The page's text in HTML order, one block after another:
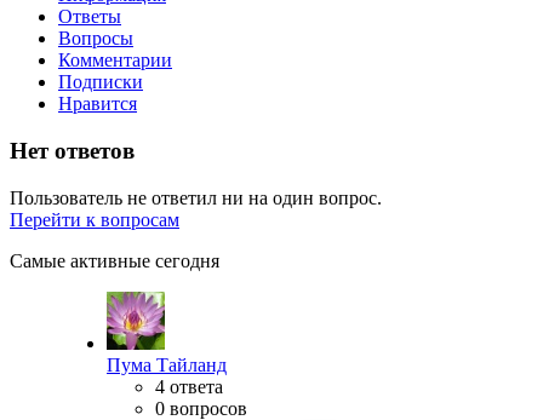
Ответы
Вопросы
Комментарии
Подписки
Нравится
Нет ответов
Пользователь не ответил ни на один вопрос.
Перейти к вопросам
Самые активные сегодня
Пума Тайланд
4 ответа
0 вопросов